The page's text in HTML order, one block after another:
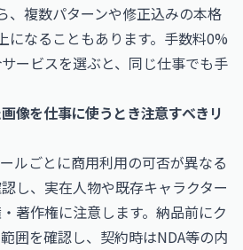
、複数パターンや修正込みの本格
になることもあります。手数料0%
ービスを選ぶと、同じ仕事でも手
像を仕事に使うとき注意すべきリ
ルごとに商用利用の可否が異なる
し、実在人物や既存キャラクター
著作権に注意します。納品前にク
囲を確認し、契約時はNDA等の内